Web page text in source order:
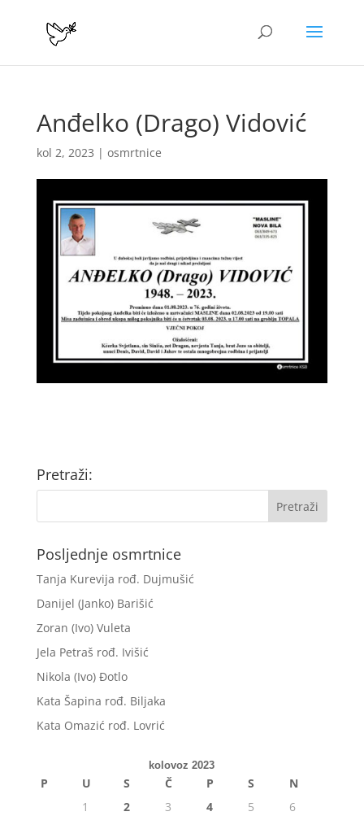
Anđelko (Drago) Vidović
kol 2, 2023 | osmrtnice
Pretraži:
Posljednje osmrtnice
Tanja Kurevija rođ. Dujmušić
Danijel (Janko) Barišić
Zoran (Ivo) Vuleta
Jela Petraš rođ. Ivišić
Nikola (Ivo) Đotlo
Kata Šapina rođ. Biljaka
Kata Omazić rođ. Lovrić
kolovoz 2023
P U S Č P S
N
1
2 3 4 5
6